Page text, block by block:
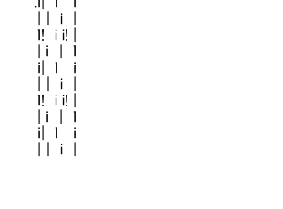
i |
i! |
ｌ
ｉ
i |
i! |
ｌ
i |